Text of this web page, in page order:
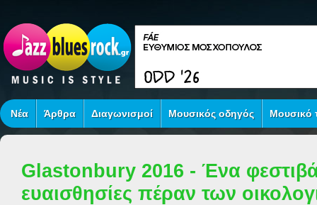
Νέα Άρθρα Διαγωνισμοί Μουσικός οδηγός Μουσικό
Glastonbury 2016 - Ένα
ευαισθησίες πέραν των